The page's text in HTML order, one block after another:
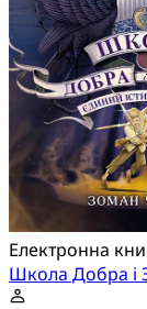
Електронна
Школа Добра і